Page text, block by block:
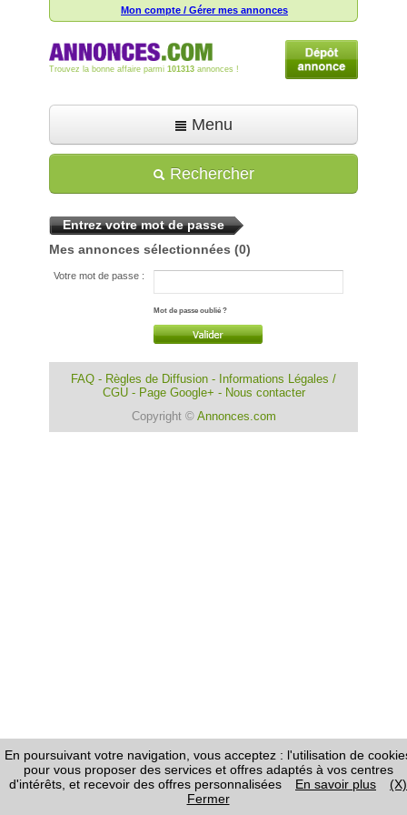
Mon compte / Gérer mes annonces
Trouvez la bonne affaire parmi 101313 annonces !
Menu
Déposer une annonce
Toutes les annonces
Aide
Rechercher
Entrez votre mot de passe
Mes annonces sélectionnées (0)
Votre mot de passe :
Mot de passe oublié ?
FAQ - Règles de Diffusion - Informations Légales /
CGU- Page Google+ - Nous contacter
Copyright © Annonces.com
En poursuivant votre navigation, vous acceptez : l'utilisation de
pour vous proposer des services et offres adaptés à vos centres
d'intérêts, et recevoir des offres personnalisées
En savoir plus
(X)
Fermer